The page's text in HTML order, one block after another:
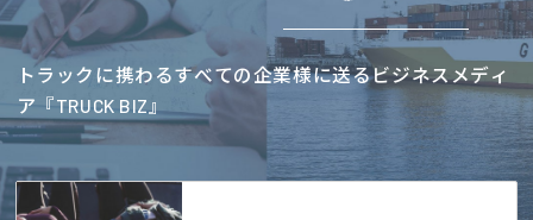
トラックに携わるすべての企業様に送るビジネスメディ
ア『TRUCK BIZ』